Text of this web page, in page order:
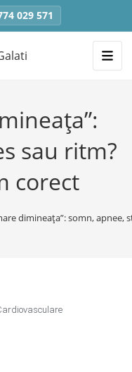
029 571
sau ritm?
corect
dimineața”: somn,